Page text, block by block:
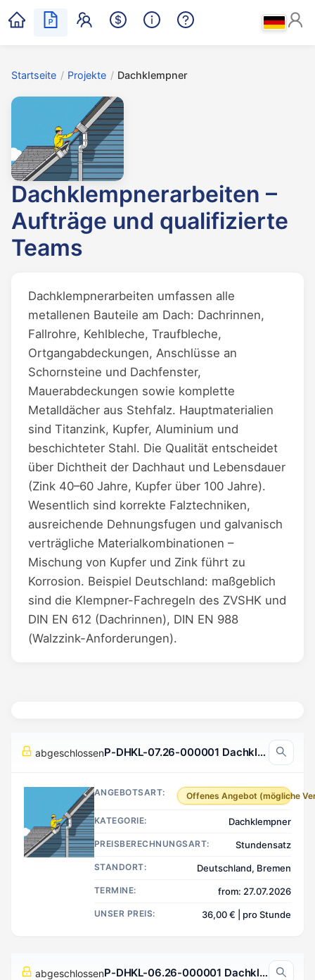
Startseite / Projekte / Dachklempner
Dachklempnerarbeiten –
Aufträge und qualifizierte
Teams
Dachklempnerarbeiten umfassen alle
metallenen Bauteile am Dach: Dachrinnen,
Fallrohre, Kehlbleche, Traufbleche,
Ortgangabdeckungen, Anschlüsse an
Schornsteine und Dachfenster,
Mauerabdeckungen sowie komplette
Metalldächer aus Stehfalz. Hauptmaterialien
sind Titanzink, Kupfer, Aluminium und
beschichteter Stahl. Die Qualität entscheidet
über Dichtheit der Dachhaut und Lebensdauer
(Zink 40–60 Jahre, Kupfer über 100 Jahre).
Wesentlich sind korrekte Falztechniken,
ausreichende Dehnungsfugen und galvanisch
verträgliche Materialkombinationen –
Mischung von Kupfer und Zink führt zu
Korrosion. Beispiel Deutschland: maßgeblich
sind die Klempner-Fachregeln des ZVSHK und
DIN EN 612 (Dachrinnen), DIN EN 988
(Walzzink-Anforderungen).
abgeschlossen P-DHKL-07.26-000001 Dachklempner, Bremen Deutschland
ANGEBOTSART: Offenes Angebot (mögliche
KATEGORIE: Dachklempner
PREISBERECHNUNGSART: Stundensatz
STANDORT: Deutschland, Bremen
TERMINE: from: 27.07.2026
UNSER PREIS: 36,00 € | pro Stunde
abgeschlossen P-DHKL-06.26-000001 Dachklempner, Verden Deutschland